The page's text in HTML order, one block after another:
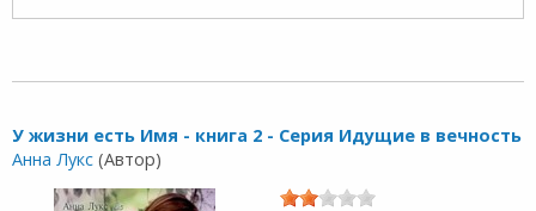
У жизни есть Имя - книга 2 - Серия Идущие в вечность
Анна Лукс (Автор)